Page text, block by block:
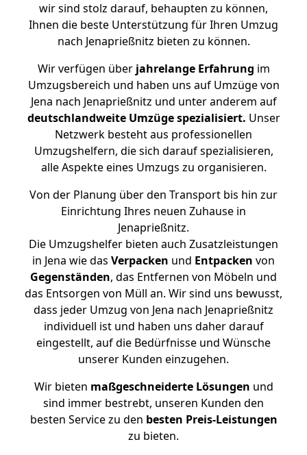
wir sind stolz darauf, behaupten zu können,
Ihnen die beste Unterstützung für Ihren Umzug
nach Jenaprießnitz bieten zu können.
Wir verfügen überjahrelange Erfahrung im
Umzugsbereich und haben uns auf Umzüge von
Jena nach Jenaprießnitz und unter anderem auf
deutschlandweite Umzüge spezialisiert. Unser
Netzwerk besteht aus professionellen
Umzugshelfern, die sich darauf spezialisieren,
alle Aspekte eines Umzugs zu organisieren.
Von der Planung über den Transport bis hin zur
Einrichtung Ihres neuen Zuhause in
Jenaprießnitz.
Die Umzugshelfer bieten auch Zusatzleistungen
in Jena wie das Verpacken und Entpacken von
Gegenständen, das Entfernen von Möbeln und
das Entsorgen von Müll an. Wir sind uns bewusst,
dass jeder Umzug von Jena nach Jenaprießnitz
individuell ist und haben uns daher darauf
eingestellt, auf die Bedürfnisse und Wünsche
unserer Kunden einzugehen.
Wir bieten maßgeschneiderte Lösungen und
sind immer bestrebt, unseren Kunden den
besten Service zu den besten Preis-Leistungen
zu bieten.